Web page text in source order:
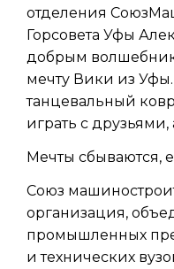
отделения
Горсовета Уфы
добрым
мечту Вики из
танцевальный
играть с друзьями,
Мечты сбываются,
Союз
организация,
промышленных
и технических